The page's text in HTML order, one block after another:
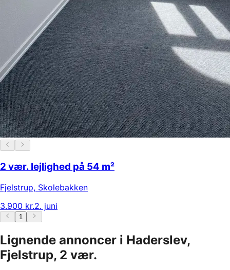
2 vær. lejlighed på 54 m²
Fjelstrup, Skolebakken
3.900 kr.2. juni
1
Lignende annoncer i Haderslev,
Fjelstrup, 2 vær.